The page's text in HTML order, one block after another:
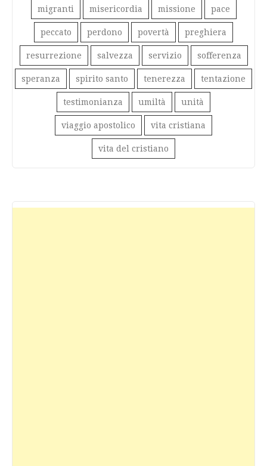
migranti misericordia missione pace
peccato perdono povertà preghiera
resurrezione salvezza servizio sofferenza
speranza spirito santo tenerezza tentazione
testimonianza umiltà unità
viaggio apostolico vita cristiana
vita del cristiano